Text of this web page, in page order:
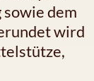
dem
wird